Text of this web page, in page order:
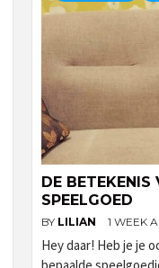
DE BETEKENIS
SPEELGOED
BY LILIAN 1 WEEK
Hey daar! Heb je je